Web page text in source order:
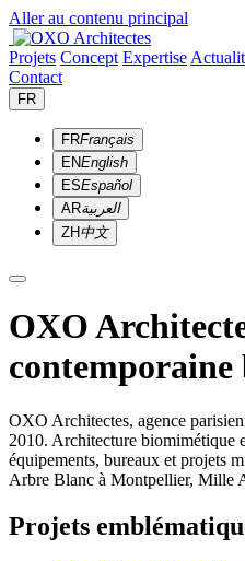
Aller au contenu principal
Projets Concept Expertise
Contact
FR
FRFrançais
ENEnglish
ESEspañol
ARالعربية
ZH中文
OXO
OXO Architectes, agence
2010. Architecture biomimétique
équipements, bureaux et projets
Arbre Blanc à Montpellier, Mille
Projets